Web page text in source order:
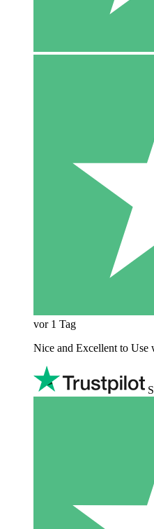
vor 1 Tag
Nice and Excellent to Use